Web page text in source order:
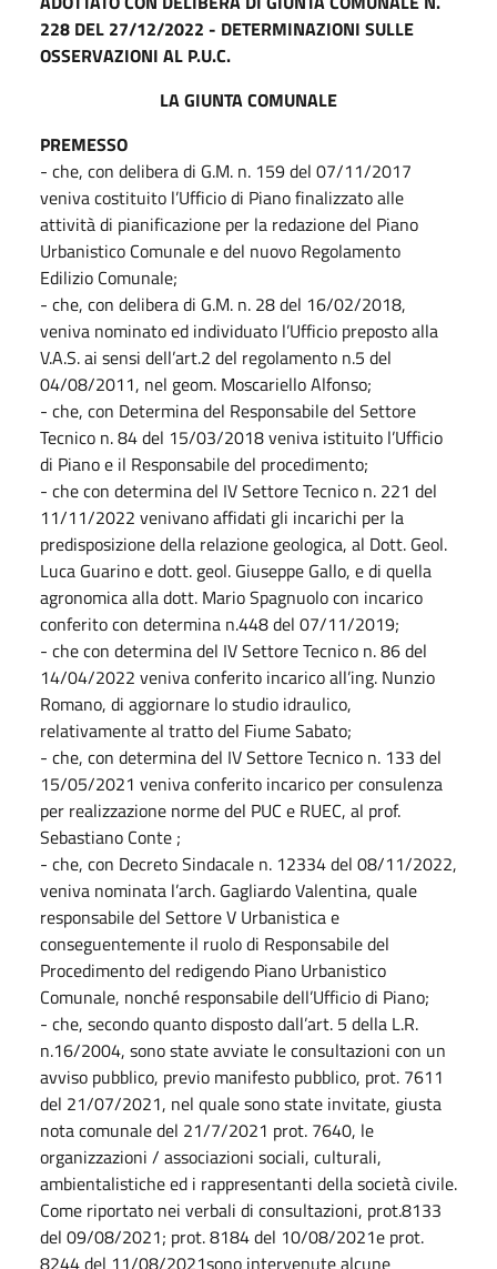
228 DEL 27/12/2022 - DETERMINAZIONI SULLE
OSSERVAZIONI AL P.U.C.
LA GIUNTA COMUNALE
PREMESSO
- che, con delibera di G.M. n. 159 del 07/11/2017
veniva costituito l’Ufficio di Piano finalizzato alle
attività di pianificazione per la redazione del Piano
Urbanistico Comunale e del nuovo Regolamento
Edilizio Comunale;
- che, con delibera di G.M. n. 28 del 16/02/2018,
veniva nominato ed individuato l’Ufficio preposto alla
V.A.S. ai sensi dell’art.2 del regolamento n.5 del
04/08/2011, nel geom. Moscariello Alfonso;
- che, con Determina del Responsabile del Settore
Tecnico n. 84 del 15/03/2018 veniva istituito l’Ufficio
di Piano e il Responsabile del procedimento;
- che con determina del IV Settore Tecnico n. 221 del
11/11/2022 venivano affidati gli incarichi per la
predisposizione della relazione geologica, al Dott. Geol.
Luca Guarino e dott. geol. Giuseppe Gallo, e di quella
agronomica alla dott. Mario Spagnuolo con incarico
conferito con determina n.448 del 07/11/2019;
- che con determina del IV Settore Tecnico n. 86 del
14/04/2022 veniva conferito incarico all’ing. Nunzio
Romano, di aggiornare lo studio idraulico,
relativamente al tratto del Fiume Sabato;
- che, con determina del IV Settore Tecnico n. 133 del
15/05/2021 veniva conferito incarico per consulenza
per realizzazione norme del PUC e RUEC, al prof.
Sebastiano Conte ;
- che, con Decreto Sindacale n. 12334 del 08/11/2022,
veniva nominata l’arch. Gagliardo Valentina, quale
responsabile del Settore V Urbanistica e
conseguentemente il ruolo di Responsabile del
Procedimento del redigendo Piano Urbanistico
Comunale, nonché responsabile dell’Ufficio di Piano;
- che, secondo quanto disposto dall’art. 5 della L.R.
n.16/2004, sono state avviate le consultazioni con un
avviso pubblico, previo manifesto pubblico, prot. 7611
del 21/07/2021, nel quale sono state invitate, giusta
nota comunale del 21/7/2021 prot. 7640, le
organizzazioni / associazioni sociali, culturali,
ambientalistiche ed i rappresentanti della società civile.
Come riportato nei verbali di consultazioni, prot.8133
del 09/08/2021; prot. 8184 del 10/08/2021e prot.
8244 del 11/08/2021sono intervenute alcune